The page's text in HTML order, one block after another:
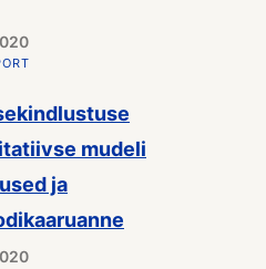
mudeli
ja